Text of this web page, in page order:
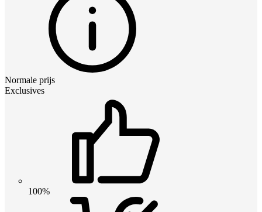
Normale prijs
Exclusives
100%